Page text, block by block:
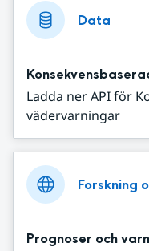
Data
Ladda ner API för
vädervarningar
Forskning
Prognoser och